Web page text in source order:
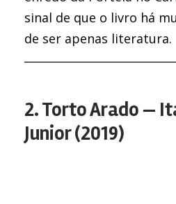
sinal de que o livro há
de ser apenas literatura.
2. Torto Arado —
Junior (2019)